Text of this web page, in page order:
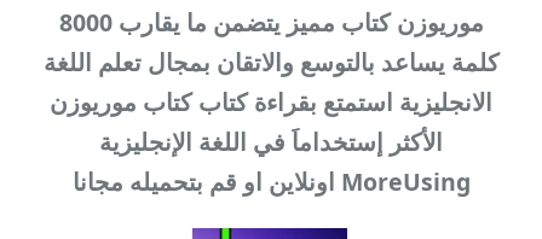
موريوزن كتاب مميز يتضمن ما يقارب 8000
كلمة يساعد بالتوسع والاتقان بمجال تعلم اللغة
الانجليزية استمتع بقراءة كتاب كتاب موريوزن
الأكثر إستخداماَ في اللغة الإنجليزية
MoreUsing اونلاين او قم بتحميله مجانا